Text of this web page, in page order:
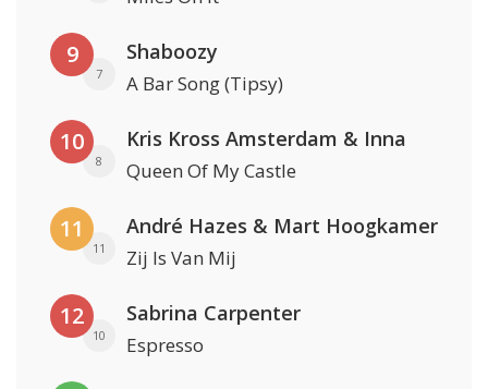
9
7
Shaboozy
A Bar Song (Tipsy)
10
8
Kris Kross Amsterdam & Inna
Queen Of My Castle
11
11
André Hazes & Mart Hoogkamer
Zij Is Van Mij
12
10
Sabrina Carpenter
Espresso